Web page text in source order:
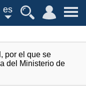
es
por el que se
del Ministerio de